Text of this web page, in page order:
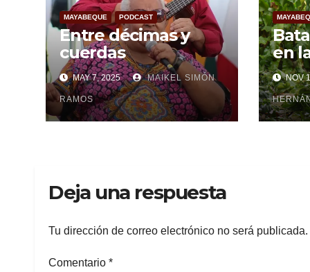
MAYABEQUE PODCAST
Entre décimas y
cuerdas
MAY 7, 2025 MAIKEL SIMÓN
RAMOS
en
NOV
Deja una respuesta
Tu dirección de correo electrónico no será publicada.
Comentario *